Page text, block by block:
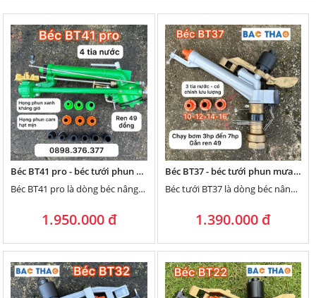
Béc BT41 pro - béc tưới phun mưa 4 tia nước tưới hạt tơi đều kháng gió tốt với họng phun xanh
Béc BT41 pro là dòng béc nâng cấp, cải tiến từ béc SKY 41 pro
1.950.000 đ
Béc BT37 - béc tưới phun mưa 3 tia nước phun đều tưới đẫm gắn ống 50 có chỉnh lưu lượng nước
Béc tưới BT37 là dòng béc nâng cấp, cải tiến từ béc SX37
1.390.000 đ